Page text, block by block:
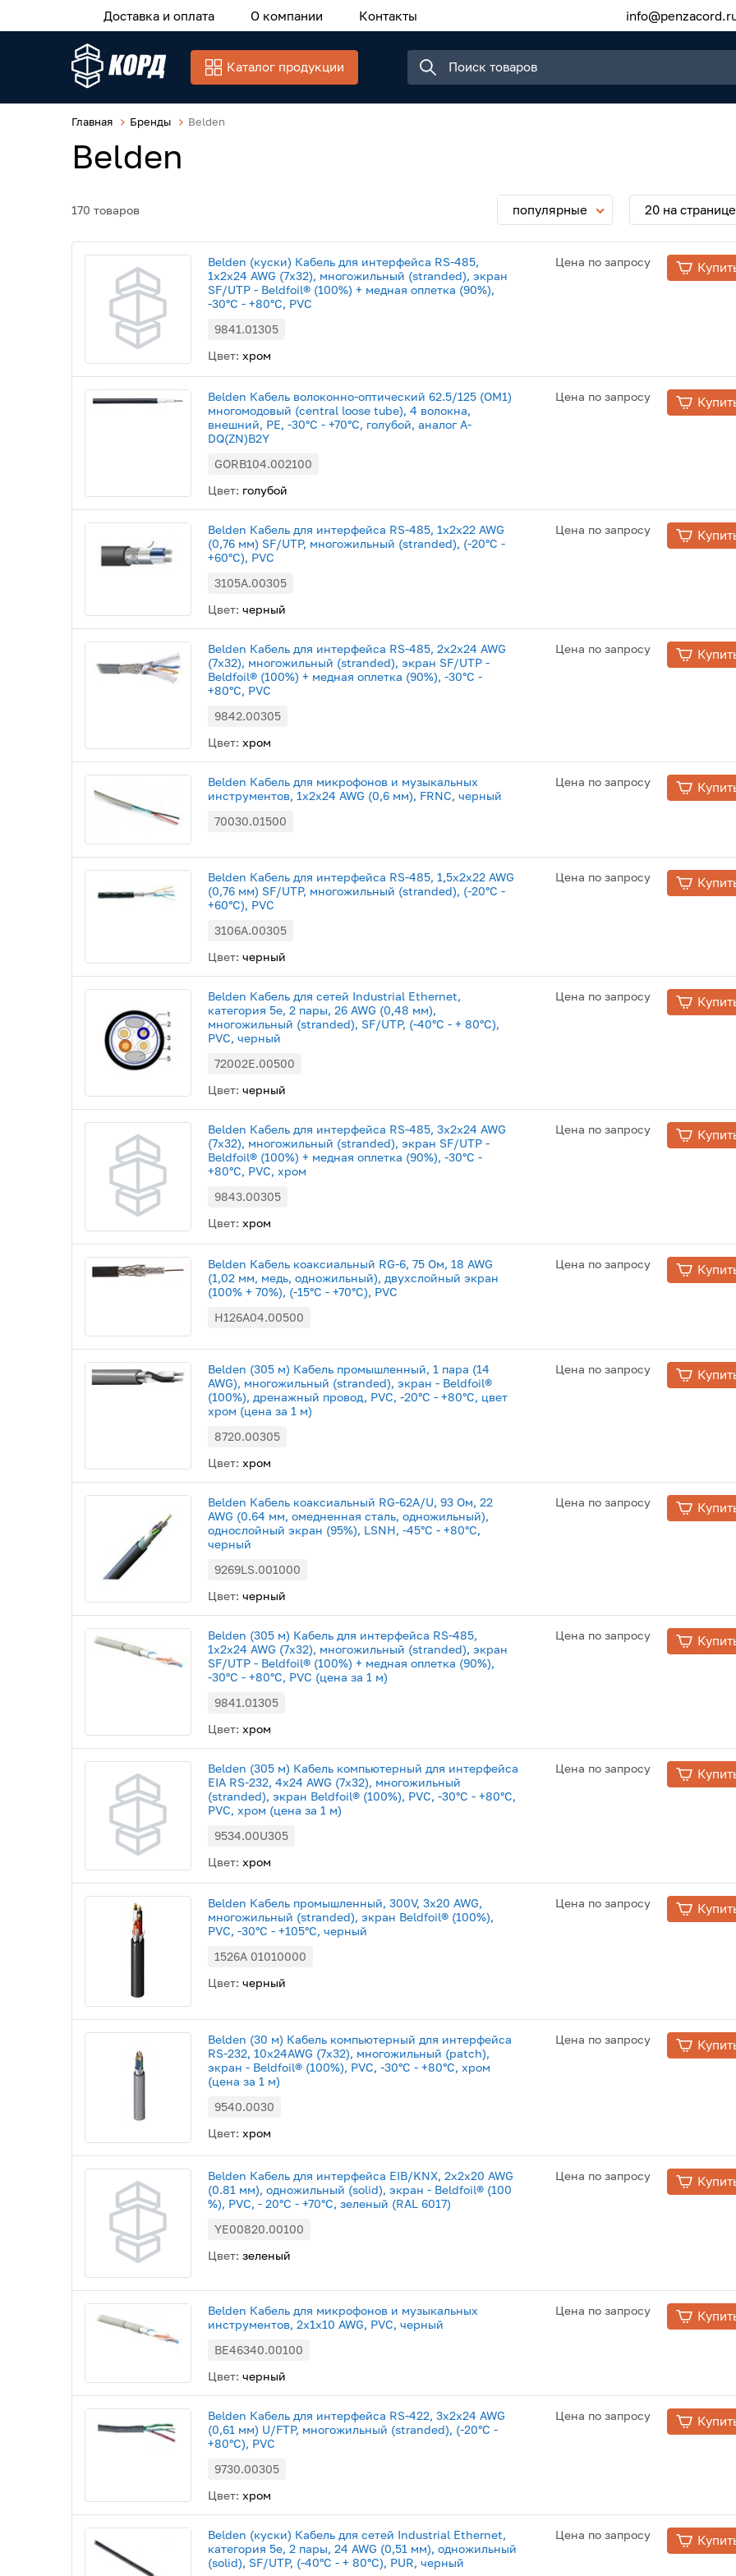
Доставка и оплата О компании Контакты
Каталог продукции
Главная Бренды Belden
Belden
170 товаров популярные 20 на странице
Belden (куски) Кабель для интерфейса RS-485,
1x2x24 AWG (7х32), многожильный (stranded), экран
SF/UTP - Beldfoil® (100%) + медная оплетка (90%),
-30°С - +80°С, PVC
9841.01305
Цвет: хром
Цена по запросу
Belden Кабель волоконно-оптический 62.5/125 (OM1)
многомодовый (central loose tube), 4 волокна,
внешний, PE, -30°C - +70°C, голубой, аналог A-
DQ(ZN)B2Y
GORB104.002100
Цвет: голубой
Цена по запросу
Belden Кабель для интерфейса RS-485, 1x2x22 AWG
(0,76 мм) SF/UTP, многожильный (stranded), (-20°С -
+60°С), PVC
3105A.00305
Цвет: черный
Цена по запросу
Belden Кабель для интерфейса RS-485, 2x2x24 AWG
(7х32), многожильный (stranded), экран SF/UTP -
Beldfoil® (100%) + медная оплетка (90%), -30°С -
+80°С, PVC
9842.00305
Цвет: хром
Цена по запросу
Belden Кабель для микрофонов и музыкальных
инструментов, 1х2х24 AWG (0,6 мм), FRNC, черный
70030.01500
Цена по запросу
Belden Кабель для интерфейса RS-485, 1,5x2x22 AWG
(0,76 мм) SF/UTP, многожильный (stranded), (-20°С -
+60°С), PVC
3106A.00305
Цвет: черный
Цена по запросу
Belden Кабель для сетей Industrial Ethernet,
категория 5e, 2 пары, 26 AWG (0,48 мм),
многожильный (stranded), SF/UTP, (-40°С - + 80°С),
PVC, черный
72002E.00500
Цвет: черный
Цена по запросу
Belden Кабель для интерфейса RS-485, 3x2x24 AWG
(7х32), многожильный (stranded), экран SF/UTP -
Beldfoil® (100%) + медная оплетка (90%), -30°С -
+80°С, PVC, хром
9843.00305
Цвет: хром
Цена по запросу
Belden Кабель коаксиальный RG-6, 75 Ом, 18 AWG
(1,02 мм, медь, одножильный), двухслойный экран
(100% + 70%), (-15°C - +70°C), PVC
H126A04.00500
Цена по запросу
Belden (305 м) Кабель промышленный, 1 пара (14
AWG), многожильный (stranded), экран - Beldfoil®
(100%), дренажный провод, PVC, -20°С - +80°С, цвет
хром (цена за 1 м)
8720.00305
Цвет: хром
Цена по запросу
Belden Кабель коаксиальный RG-62A/U, 93 Ом, 22
AWG (0.64 мм, омедненная сталь, одножильный),
однослойный экран (95%), LSNH, -45°C - +80°C,
черный
9269LS.001000
Цвет: черный
Цена по запросу
Belden (305 м) Кабель для интерфейса RS-485,
1x2x24 AWG (7х32), многожильный (stranded), экран
SF/UTP - Beldfoil® (100%) + медная оплетка (90%),
-30°С - +80°С, PVC (цена за 1 м)
9841.01305
Цвет: хром
Цена по запросу
Belden (305 м) Кабель компьютерный для интерфейса
EIA RS-232, 4x24 AWG (7x32), многожильный
(stranded), экран Beldfoil® (100%), PVC, -30°C - +80°C,
PVC, хром (цена за 1 м)
9534.00U305
Цвет: хром
Цена по запросу
Belden Кабель промышленный, 300V, 3х20 AWG,
многожильный (stranded), экран Beldfoil® (100%),
PVC, -30°С - +105°С, черный
1526A 01010000
Цвет: черный
Цена по запросу
Belden (30 м) Кабель компьютерный для интерфейса
RS-232, 10х24AWG (7x32), многожильный (patch),
экран - Beldfoil® (100%), PVC, -30°C - +80°C, хром
(цена за 1 м)
9540.0030
Цвет: хром
Цена по запросу
Belden Кабель для интерфейса EIB/KNX, 2x2x20 AWG
(0.81 мм), одножильный (solid), экран - Beldfoil® (100
%), PVC, - 20°С - +70°С, зеленый (RAL 6017)
YE00820.00100
Цвет: зеленый
Цена по запросу
Belden Кабель для микрофонов и музыкальных
инструментов, 2x1x10 AWG, PVC, черный
BE46340.00100
Цвет: черный
Цена по запросу
Belden Кабель для интерфейса RS-422, 3x2x24 AWG
(0,61 мм) U/FTP, многожильный (stranded), (-20°С -
+80°С), PVC
9730.00305
Цвет: хром
Цена по запросу
Belden (куски) Кабель для сетей Industrial Ethernet,
категория 5e, 2 пары, 24 AWG (0,51 мм), одножильный
(solid), SF/UTP, (-40°С - + 80°С), PUR, черный
Цена по запросу